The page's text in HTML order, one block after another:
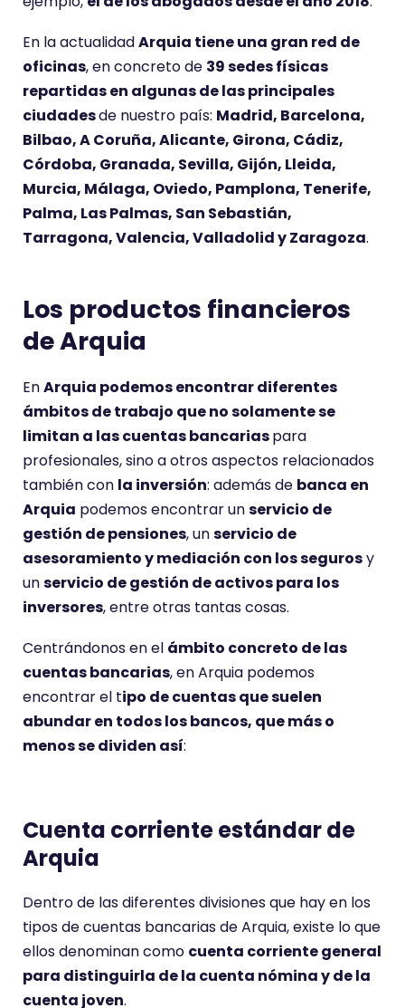
En la actualidadArquia tiene una gran red de
oficinas, en concreto de 39 sedes físicas
repartidas en algunas de las principales
ciudadesde nuestro país: Madrid, Barcelona,
Bilbao, A Coruña, Alicante, Girona, Cádiz,
Córdoba, Granada, Sevilla, Gijón, Lleida,
Murcia, Málaga, Oviedo, Pamplona, Tenerife,
Palma, Las Palmas, San Sebastián,
Tarragona, Valencia, Valladolid y Zaragoza.
Los productos financieros
de Arquia
EnArquia podemos encontrar diferentes
ámbitos de trabajo que no solamente se
limitan a las cuentas bancariaspara
profesionales, sino a otros aspectos relacionados
también con la inversión: además de banca en
Arquia podemos encontrar unservicio de
gestión de pensiones, unservicio de
asesoramiento y mediación con los segurosy
unservicio de gestión de activos para los
inversores, entre otras tantas cosas.
Centrándonos en el ámbito concreto de las
cuentas bancarias, en Arquia podemos
encontrar el tipo de cuentas que suelen
abundar en todos los bancos, que más o
menos se dividen así:
Cuenta corriente estándar de
Arquia
Dentro de las diferentes divisiones que hay en los
tipos de cuentas bancarias de Arquia, existe lo que
ellos denominan como cuenta corriente general
para distinguirla de la cuenta nómina y de la
cuenta joven.